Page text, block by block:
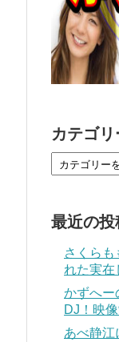
カテゴリ
最近の投
さくらも
れた実在
かずへー
DJ！映
あべ静江